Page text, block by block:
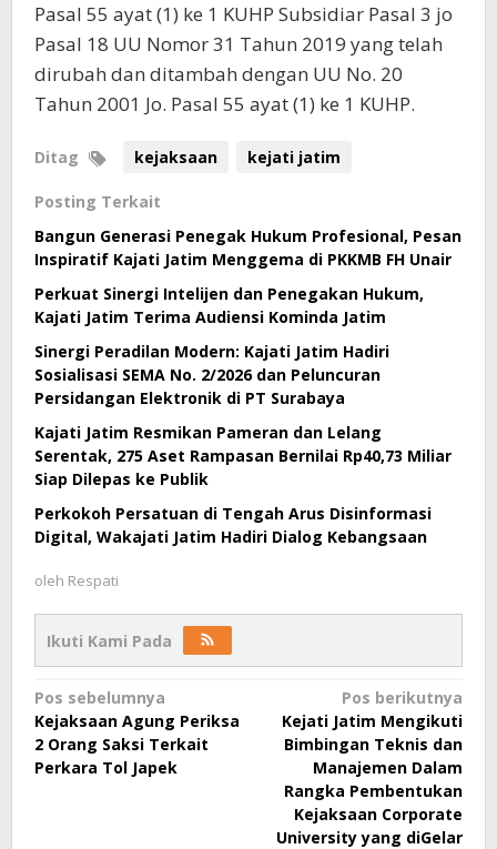
Pasal 55 ayat (1) ke 1 KUHP Subsidiar Pasal 3 jo
Pasal 18 UU Nomor 31 Tahun 2019 yang telah
dirubah dan ditambah dengan UU No. 20
Tahun 2001 Jo. Pasal 55 ayat (1) ke 1 KUHP.
Ditag kejaksaan kejati jatim
Posting Terkait
Bangun Generasi Penegak Hukum Profesional, Pesan
Inspiratif Kajati Jatim Menggema di PKKMB FH Unair
Perkuat Sinergi Intelijen dan Penegakan Hukum,
Kajati Jatim Terima Audiensi Kominda Jatim
Sinergi Peradilan Modern: Kajati Jatim Hadiri
Sosialisasi SEMA No. 2/2026 dan Peluncuran
Persidangan Elektronik di PT Surabaya
Kajati Jatim Resmikan Pameran dan Lelang
Serentak, 275 Aset Rampasan Bernilai Rp40,73 Miliar
Siap Dilepas ke Publik
Perkokoh Persatuan di Tengah Arus Disinformasi
Digital, Wakajati Jatim Hadiri Dialog Kebangsaan
oleh Respati
Ikuti Kami Pada
Navigasi
pos
Pos sebelumnya
Kejaksaan Agung Periksa
2 Orang Saksi Terkait
Perkara Tol Japek
Pos berikutnya
Kejati Jatim Mengikuti
Bimbingan Teknis dan
Manajemen Dalam
Rangka Pembentukan
Kejaksaan Corporate
University yang diGelar